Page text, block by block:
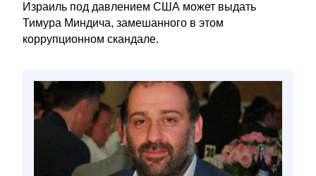
Израиль под давлением США может выдать
Тимура Миндича, замешанного в этом
коррупционном скандале.